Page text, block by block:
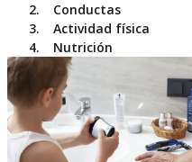
Conductas
Actividad física
Nutrición